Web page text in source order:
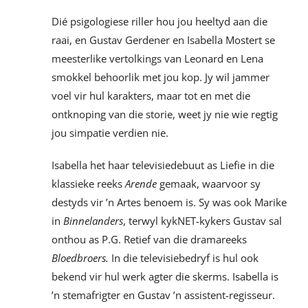
Dié psigologiese riller hou jou heeltyd aan die
raai, en Gustav Gerdener en Isabella Mostert se
meesterlike vertolkings van Leonard en Lena
smokkel behoorlik met jou kop. Jy wil jammer
voel vir hul karakters, maar tot en met die
ontknoping van die storie, weet jy nie wie regtig
jou simpatie verdien nie.
Isabella het haar televisiedebuut as Liefie in die
klassieke reeksArende gemaak, waarvoor sy
destyds vir ’n Artes benoem is. Sy was ook Marike
in Binnelanders, terwyl kykNET-kykers Gustav sal
onthou as P.G. Retief van die dramareeks
Bloedbroers. In die televisiebedryf is hul ook
bekend vir hul werk agter die skerms. Isabella is
’n stemafrigter en Gustav ’n assistent-regisseur.